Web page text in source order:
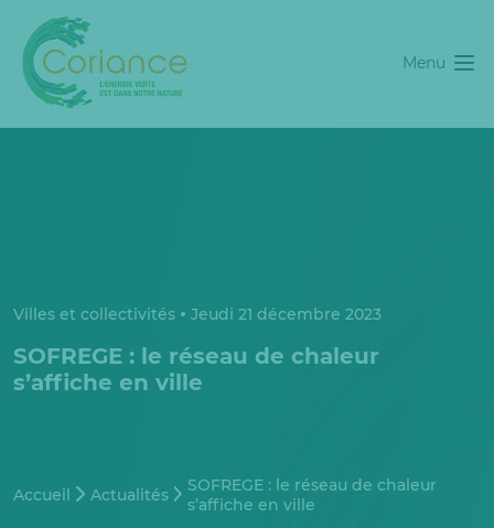
Menu
Villes et collectivités Jeudi 21 décembre 2023
SOFREGE : le réseau de chaleur
s’affiche en ville
Accueil Actualités
SOFREGE : le réseau de chaleur
s’affiche en ville